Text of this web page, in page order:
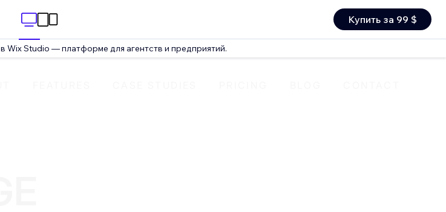
Купить за 99 $
в Wix Studio — платформе для агентств и предприятий.